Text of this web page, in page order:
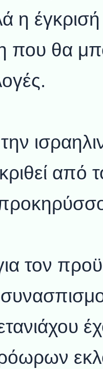
η
που θα
από
τον